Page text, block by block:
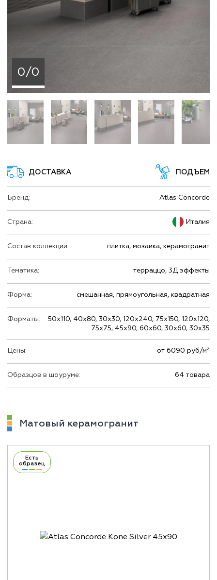
0/0
ДОСТАВКА ПОДЪЕМ
Бренд: Atlas Concorde
Страна: Италия
Состав коллекции: плитка, мозаика, керамогранит
Тематика: терраццо, 3Д эффекты
Форма: смешанная, прямоугольная, квадратная
Форматы:
50х110, 40х80, 30х30, 120х240, 75х150, 120х120,
75х75, 45х90, 60х60, 30х60, 30х35
Цены: от 6090 руб/м2
Образцов в шоуруме: 64 товара
Матовый керамогранит
Есть
образец